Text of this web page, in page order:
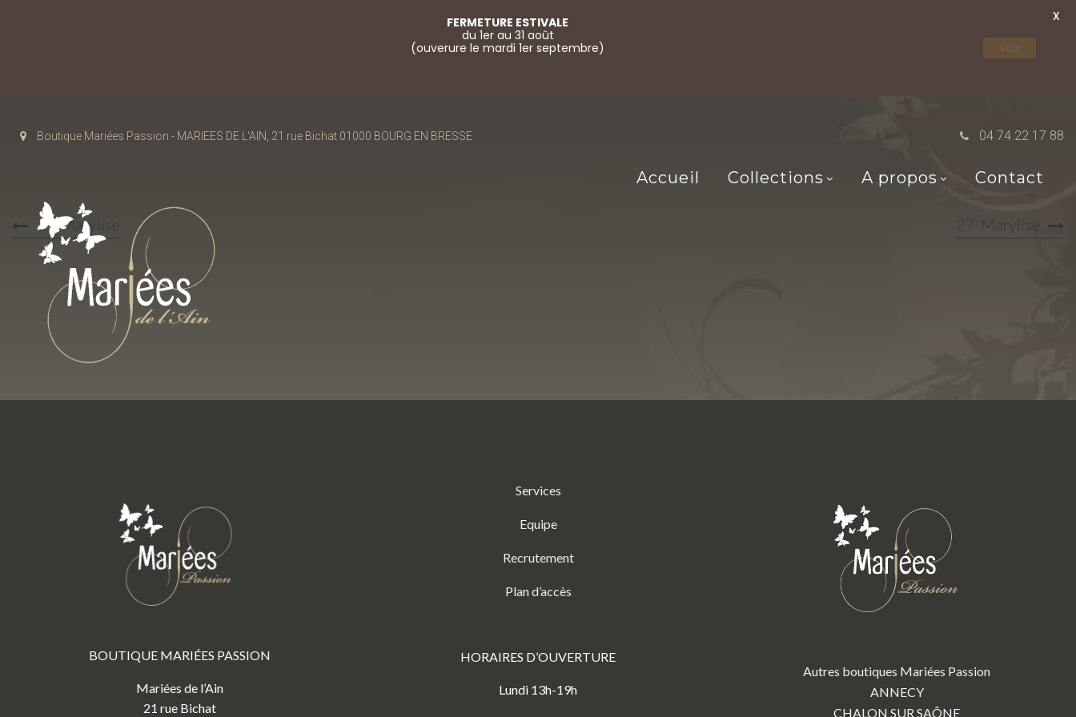
Boutique Mariées Passion - MARIEES DE L'AIN, 21 rue Bichat 01000 BOURG EN BRESSE 04 74 22 17 88
Accueil Collections A propos Contact
25-Marylise 27-Marylise
BOUTIQUE MARIÉES PASSION
Mariées de l’Ain
21 rue Bichat
Services
Equipe
Recrutement
Plan d’accès
HORAIRES D’OUVERTURE
Lundi 13h-19h
Autres boutiques Mariées Passion
ANNECY
CHALON SUR SAÔNE
FERMETURE ESTIVALE
du 1er au 31 août
(ouverure le mardi 1er septembre)
Voir
X